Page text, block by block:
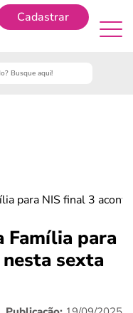
Cadastrar
para NIS final 3
Família para
sexta